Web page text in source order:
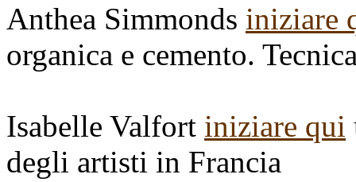
Anthea Simmonds iniziare
organica e cemento.
Isabelle Valfort iniziare qui
degli artisti in Francia